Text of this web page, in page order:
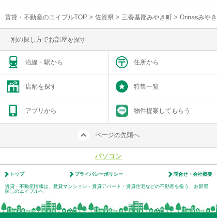
賃貸・不動産のエイブルTOP > 佐賀県 > 三養基郡みやき町 > Orinasみや
別の探し方でお部屋を探す
沿線・駅から 住所から
店舗を探す 特集一覧
アプリから 物件提案してもらう
ページの先頭へ
パソコン
トップ プライバシーポリシー 問合せ・会社概要
賃貸・不動産情報は、賃貸マンション・賃貸アパート・賃貸住宅などの不動産を扱う、お部屋
探しのエイブルへ